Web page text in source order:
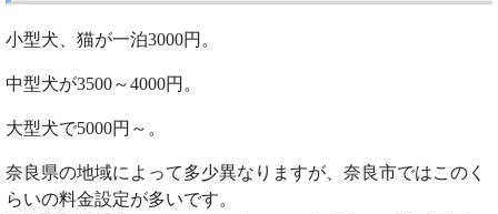
小型犬、猫が一泊3000円。
中型犬が3500～4000円。
大型犬で5000円～。
奈良県の地域によって多少異なりますが、奈良市ではこのく
らいの料金設定が多いです。